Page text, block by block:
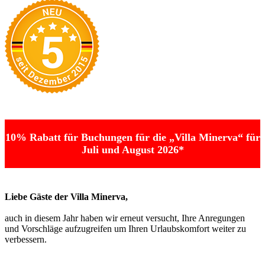
10% Rabatt für Buchungen für die „Villa Minerva“ für
Juli und August 2026*
Liebe Gäste der Villa Minerva,
auch in diesem Jahr haben wir erneut versucht, Ihre Anregungen
und Vorschläge aufzugreifen um Ihren Urlaubskomfort weiter zu
verbessern.